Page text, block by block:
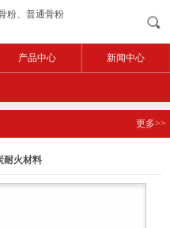
产品中心 新闻中心
更多>>
耐火材料